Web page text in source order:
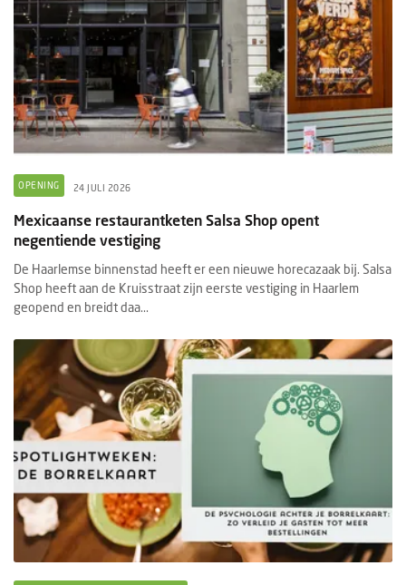
OPENING 24 JULI 2026
Mexicaanse restaurantketen Salsa Shop opent
negentiende vestiging
De Haarlemse binnenstad heeft er een nieuwe horecazaak bij. Salsa
Shop heeft aan de Kruisstraat zijn eerste vestiging in Haarlem
geopend en breidt daa...